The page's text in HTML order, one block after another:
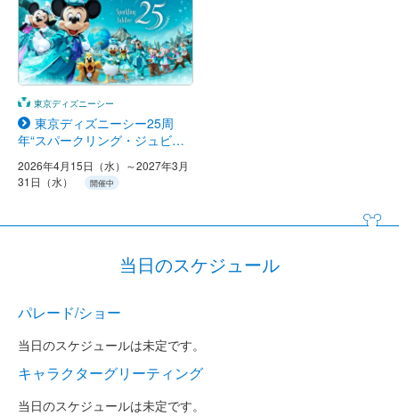
東京ディズニーシー
東京ディズニーシー25周
年“スパークリング・ジュビリ
2026年4月15日（水）～2027年3月
31日（水）
開催中
当日のスケジュール
パレード/ショー
当日のスケジュールは未定です。
キャラクターグリーティング
当日のスケジュールは未定です。